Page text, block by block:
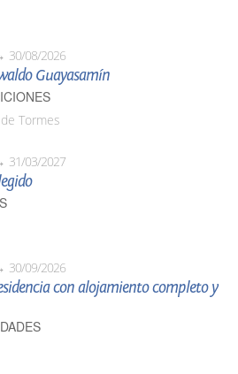
30/08/2026
Guayasamín
Tormes
31/03/2027
30/09/2026
con alojamiento completo y